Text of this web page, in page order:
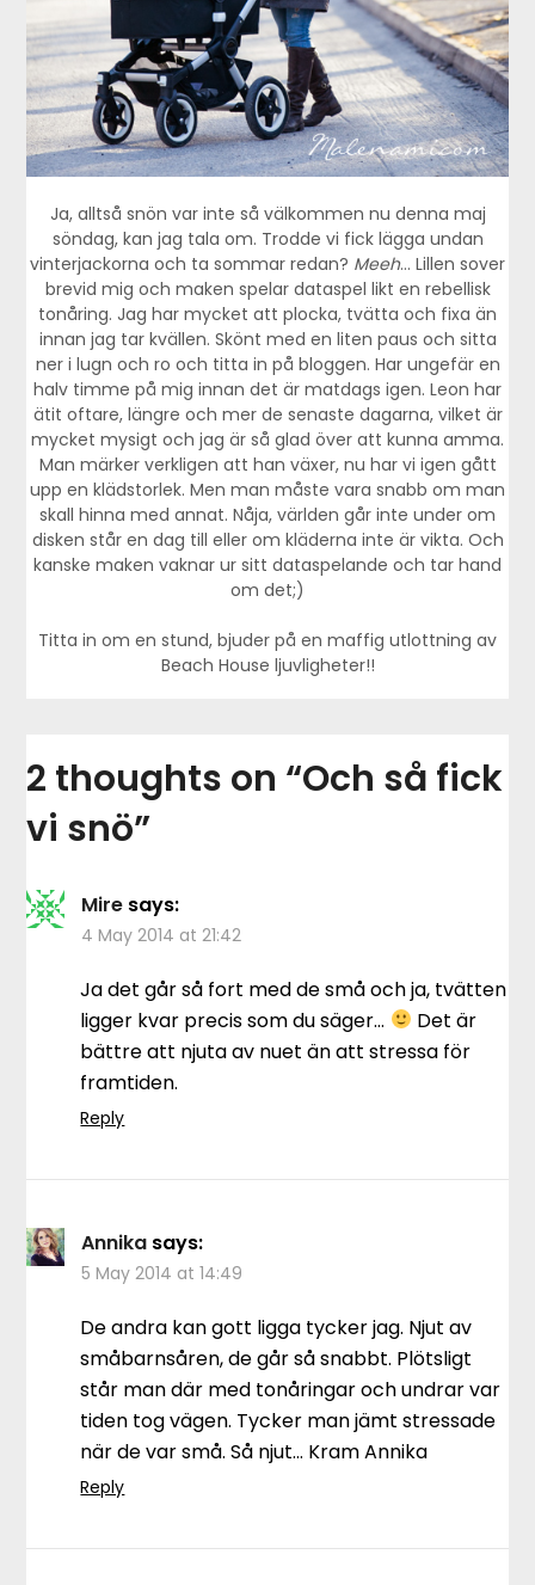
Ja, alltså snön var inte så välkommen nu denna maj
söndag, kan jag tala om. Trodde vi fick lägga undan
vinterjackorna och ta sommar redan? Meeh… Lillen sover
brevid mig och maken spelar dataspel likt en rebellisk
tonåring. Jag har mycket att plocka, tvätta och fixa än
innan jag tar kvällen. Skönt med en liten paus och sitta
ner i lugn och ro och titta in på bloggen. Har ungefär en
halv timme på mig innan det är matdags igen. Leon har
ätit oftare, längre och mer de senaste dagarna, vilket är
mycket mysigt och jag är så glad över att kunna amma.
Man märker verkligen att han växer, nu har vi igen gått
upp en klädstorlek. Men man måste vara snabb om man
skall hinna med annat. Nåja, världen går inte under om
disken står en dag till eller om kläderna inte är vikta. Och
kanske maken vaknar ur sitt dataspelande och tar hand
om det;)
Titta in om en stund, bjuder på en maffig utlottning av
Beach House ljuvligheter!!
2 thoughts on “Och så fick
vi snö”
Mire says:
4 May 2014 at 21:42
Ja det går så fort med de små och ja, tvätten
ligger kvar precis som du säger…
Det är
bättre att njuta av nuet än att stressa för
framtiden.
Reply
Annika says:
5 May 2014 at 14:49
De andra kan gott ligga tycker jag. Njut av
småbarnsåren, de går så snabbt. Plötsligt
står man där med tonåringar och undrar var
tiden tog vägen. Tycker man jämt stressade
när de var små. Så njut… Kram Annika
Reply